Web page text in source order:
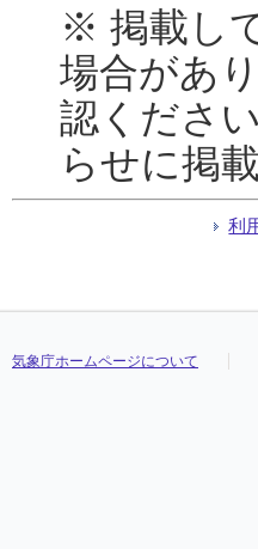
※ 掲載し
場合があ
認くださ
らせに掲
利
気象庁ホームページについて